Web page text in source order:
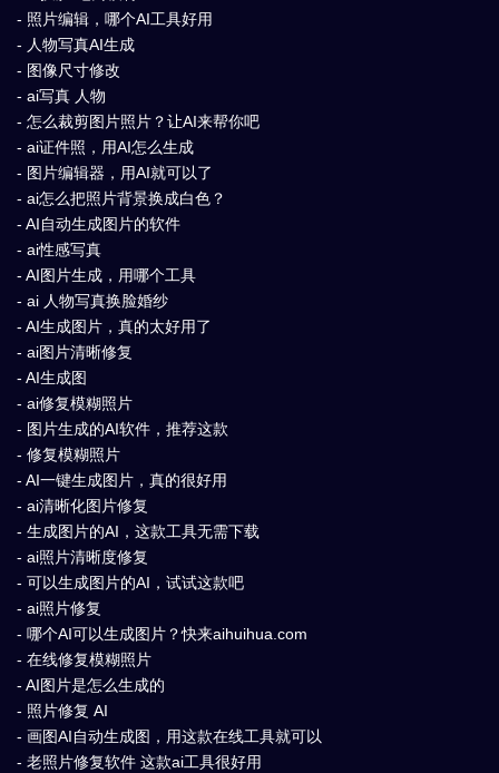
- 照片编辑，哪个AI工具好用
- 人物写真AI生成
- 图像尺寸修改
- ai写真 人物
- 怎么裁剪图片照片？让AI来帮你吧
- ai证件照，用AI怎么生成
- 图片编辑器，用AI就可以了
- ai怎么把照片背景换成白色？
- AI自动生成图片的软件
- ai性感写真
- AI图片生成，用哪个工具
- ai 人物写真换脸婚纱
- AI生成图片，真的太好用了
- ai图片清晰修复
- AI生成图
- ai修复模糊照片
- 图片生成的AI软件，推荐这款
- 修复模糊照片
- AI一键生成图片，真的很好用
- ai清晰化图片修复
- 生成图片的AI，这款工具无需下载
- ai照片清晰度修复
- 可以生成图片的AI，试试这款吧
- ai照片修复
- 哪个AI可以生成图片？快来aihuihua.com
- 在线修复模糊照片
- AI图片是怎么生成的
- 照片修复 AI
- 画图AI自动生成图，用这款在线工具就可以
- 老照片修复软件 这款ai工具很好用